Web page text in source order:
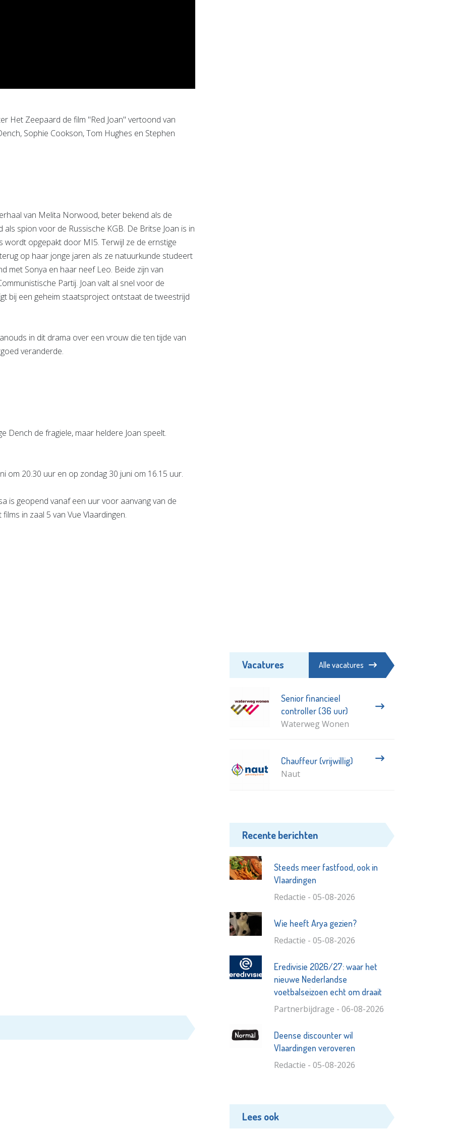
Het Zeepaard de film "Red Joan" vertoond van
Sophie Cookson, Tom Hughes en Stephen
van Melita Norwood, beter bekend als de
als spion voor de Russische KGB. De Britse Joan is in
wordt opgepakt door MI5. Terwijl ze de ernstige
op haar jonge jaren als ze natuurkunde studeert
met Sonya en haar neef Leo. Beide zijn van
Partij. Joan valt al snel voor de
bij een geheim staatsproject ontstaat de tweestrijd
in dit drama over een vrouw die ten tijde van
veranderde.
Dench de fragiele, maar heldere Joan speelt.
om 20.30 uur en op zondag 30 juni om 16.15 uur.
is geopend vanaf een uur voor aanvang van de
in zaal 5 van Vue Vlaardingen.
Vacatures Alle vacatures
Senior financieel
controller (36 uur)
Waterweg Wonen
Chauffeur (vrijwillig)
Naut
Recente berichten
Steeds meer fastfood, ook in
Vlaardingen
Redactie - 05-08-2026
Wie heeft Arya gezien?
Redactie - 05-08-2026
Eredivisie 2026/27: waar het
nieuwe Nederlandse
voetbalseizoen echt om draait
Partnerbijdrage - 06-08-2026
Deense discounter wil
Vlaardingen veroveren
Redactie - 05-08-2026
Lees ook